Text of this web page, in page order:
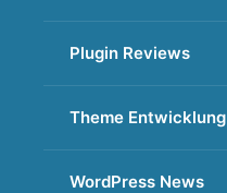
Plugin Reviews
Theme Entwicklung
WordPress News